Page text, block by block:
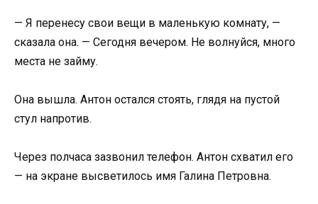
— Я перенесу свои вещи в маленькую комнату, —
сказала она. — Сегодня вечером. Не волнуйся, много
места не займу.
Она вышла. Антон остался стоять, глядя на пустой
стул напротив.
Через полчаса зазвонил телефон. Антон схватил его
— на экране высветилось имя Галина Петровна.